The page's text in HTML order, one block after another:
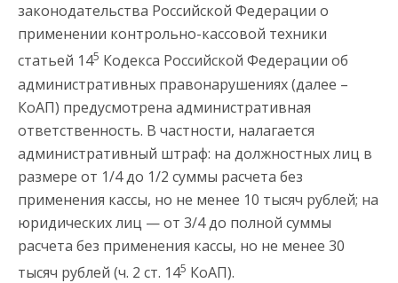
законодательства Российской Федерации о
применении контрольно-кассовой техники
статьей 145 Кодекса Российской Федерации об
административных правонарушениях (далее –
КоАП) предусмотрена административная
ответственность. В частности, налагается
административный штраф: на должностных лиц в
размере от 1/4 до 1/2 суммы расчета без
применения кассы, но не менее 10 тысяч рублей; на
юридических лиц — от 3/4 до полной суммы
расчета без применения кассы, но не менее 30
тысяч рублей (ч. 2 ст. 145 КоАП).